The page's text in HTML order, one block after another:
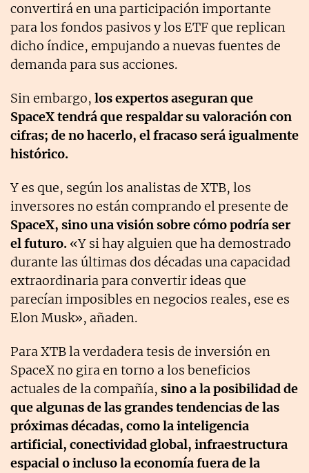
convertirá en una participación importante
para los fondos pasivos y los ETF que replican
dicho índice, empujando a nuevas fuentes de
demanda para sus acciones.
Sin embargo, los expertos aseguran que
SpaceX tendrá que respaldar su valoración con
cifras; de no hacerlo, el fracaso será igualmente
histórico.
Y es que, según los analistas de XTB, los
inversores no están comprando el presente de
SpaceX, sino una visión sobre cómo podría ser
el futuro. «Y si hay alguien que ha demostrado
durante las últimas dos décadas una capacidad
extraordinaria para convertir ideas que
parecían imposibles en negocios reales, ese es
Elon Musk», añaden.
Para XTB la verdadera tesis de inversión en
SpaceX no gira en torno a los beneficios
actuales de la compañía, sino a la posibilidad de
que algunas de las grandes tendencias de las
próximas décadas, como la inteligencia
artificial, conectividad global, infraestructura
espacial o incluso la economía fuera de la